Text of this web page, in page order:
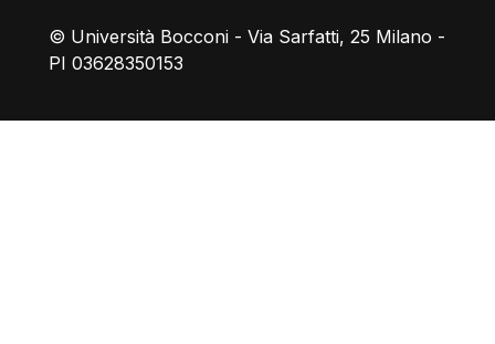
© Università Bocconi - Via Sarfatti, 25 Milano -
PI 03628350153